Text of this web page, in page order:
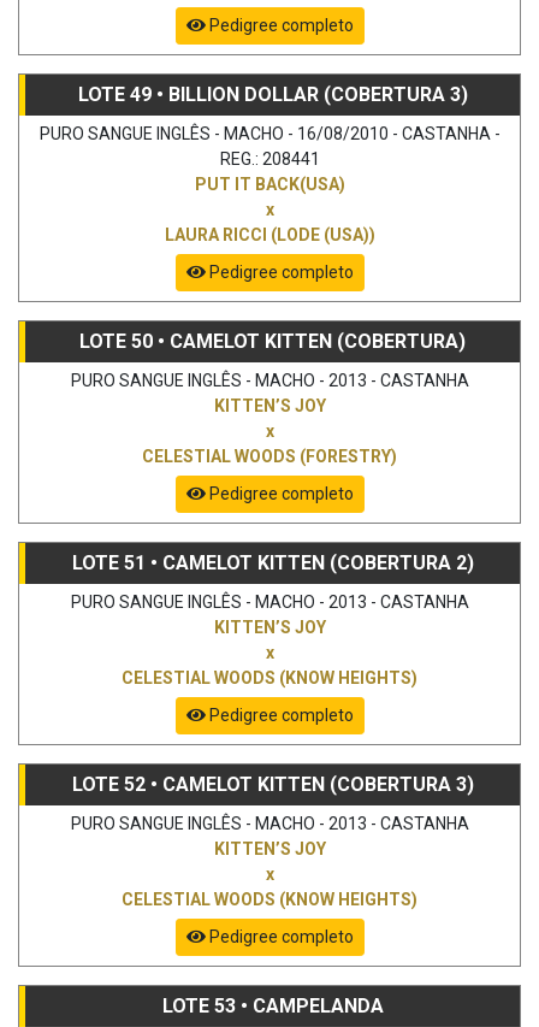
Pedigree completo
LOTE 49 • BILLION DOLLAR (COBERTURA 3)
PURO SANGUE INGLÊS - MACHO - 16/08/2010 - CASTANHA -
REG.: 208441
PUT IT BACK(USA)
x
LAURA RICCI (LODE (USA))
Pedigree completo
LOTE 50 • CAMELOT KITTEN (COBERTURA)
PURO SANGUE INGLÊS - MACHO - 2013 - CASTANHA
KITTEN’S JOY
x
CELESTIAL WOODS (FORESTRY)
Pedigree completo
LOTE 51 • CAMELOT KITTEN (COBERTURA 2)
PURO SANGUE INGLÊS - MACHO - 2013 - CASTANHA
KITTEN’S JOY
x
CELESTIAL WOODS (KNOW HEIGHTS)
Pedigree completo
LOTE 52 • CAMELOT KITTEN (COBERTURA 3)
PURO SANGUE INGLÊS - MACHO - 2013 - CASTANHA
KITTEN’S JOY
x
CELESTIAL WOODS (KNOW HEIGHTS)
Pedigree completo
LOTE 53 • CAMPELANDA